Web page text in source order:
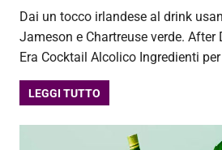
Dai un tocco irlandese al drink
Jameson e Chartreuse verde. After
Era Cocktail Alcolico Ingredienti
LEGGI TUTTO